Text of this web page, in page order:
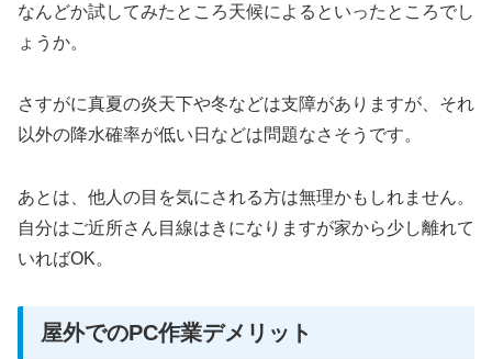
なんどか試してみたところ天候によるといったところでし
ょうか。
さすがに真夏の炎天下や冬などは支障がありますが、それ
以外の降水確率が低い日などは問題なさそうです。
あとは、他人の目を気にされる方は無理かもしれません。
自分はご近所さん目線はきになりますが家から少し離れて
いればOK。
屋外でのPC作業デメリット